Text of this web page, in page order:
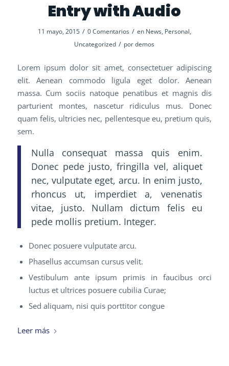
Entry with Audio
11 mayo, 2015 / 0 Comentarios / en News, Personal,
Uncategorized / pordemos
Lorem ipsum dolor sit amet, consectetuer adipiscing
elit. Aenean commodo ligula eget dolor. Aenean
massa. Cum sociis natoque penatibus et magnis dis
parturient montes, nascetur ridiculus mus. Donec
quam felis, ultricies nec, pellentesque eu, pretium quis,
sem.
Nulla consequat massa quis enim.
Donec pede justo, fringilla vel, aliquet
nec, vulputate eget, arcu. In enim justo,
rhoncus ut, imperdiet a, venenatis
vitae, justo. Nullam dictum felis eu
pede mollis pretium. Integer.
Donec posuere vulputate arcu.
Phasellus accumsan cursus velit.
Vestibulum ante ipsum primis in faucibus orci
luctus et ultrices posuere cubilia Curae;
Sed aliquam, nisi quis porttitor congue
Leer más